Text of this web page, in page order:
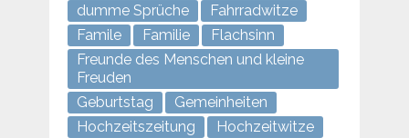
dumme Sprüche
Fahrradwitze
Famile
Familie
Flachsinn
Freunde des Menschen und kleine
Freuden
Geburtstag
Gemeinheiten
Hochzeitszeitung
Hochzeitwitze